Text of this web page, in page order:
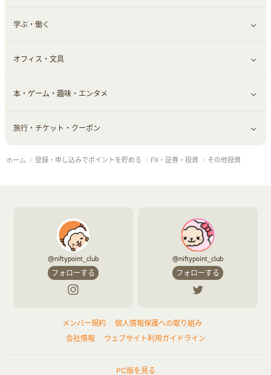
美容・ダイエット用品
脱毛用品
美容食品
スポーツ・フィットネス
日用品・薬局・からだ
車情報・カーシェア・レンタル
お役立ち
生活雑貨・家具インテリア
赤ちゃん・こども・マタニティ
ペット
すべて見る
ギフト・贈答品
フラワー
学ぶ・働く
すべて見る
習い事・学習・学校
オフィス・文具
すべて見る
オフィス・文具
本・ゲーム・趣味・エンタメ
すべて見る
ゲーム・趣味
旅行・チケット・クーポン
すべて見る
チケット・クーポン・チラシ
ホーム 登録・申し込みでポイントを貯める FX・証券・投資 その他投資
@niftypoint_club
フォローする
@niftypoint_club
フォローする
メンバー規約
個人情報保護への取り組み
会社情報
ウェブサイト利用ガイドライン
PC版を見る